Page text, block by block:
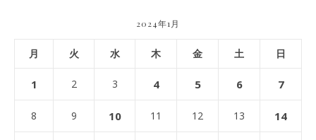
2024年1月
月 火 水 木 金 土 日
1 2 3 4 5 6 7
8 9 10 11 12 13 14